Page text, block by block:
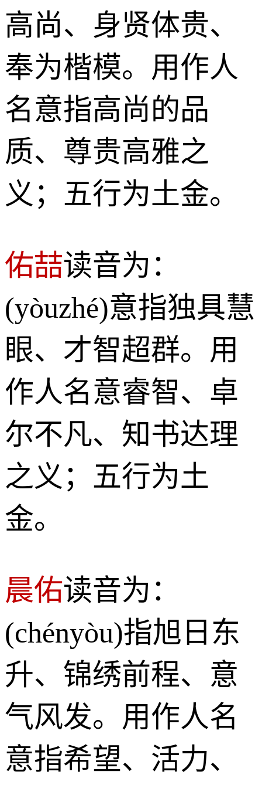
高尚、身贤体贵、
奉为楷模。用作人
名意指高尚的品
质、尊贵高雅之
义；五行为土金。
佑喆读音为：
(yòuzhé)意指独具慧
眼、才智超群。用
作人名意睿智、卓
尔不凡、知书达理
之义；五行为土
金。
晨佑读音为：
(chényòu)指旭日东
升、锦绣前程、意
气风发。用作人名
意指希望、活力、